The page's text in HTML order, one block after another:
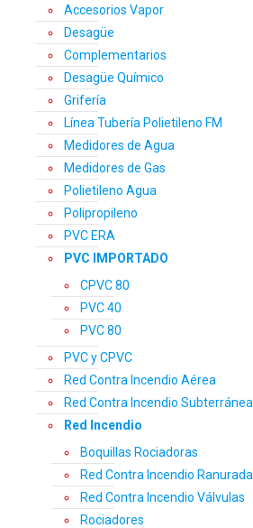
Accesorios Vapor
Desagüe
Complementarios
Desagüe Químico
Grifería
Línea Tubería Polietileno FM
Medidores de Agua
Medidores de Gas
Polietileno Agua
Polipropileno
PVC ERA
PVC IMPORTADO
CPVC 80
PVC 40
PVC 80
PVC y CPVC
Red Contra Incendio Aérea
Red Contra Incendio Subterránea
Red Incendio
Boquillas Rociadoras
Red Contra Incendio Ranurada
Red Contra Incendio Válvulas
Rociadores